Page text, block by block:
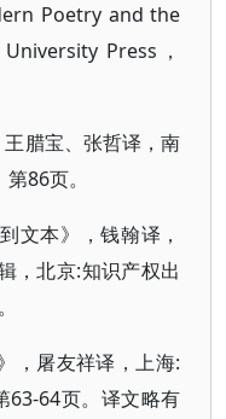
Poetry and the
Press，
腊宝、张哲译，南
86页。
文本》，钱翰译，
，北京:知识产权出
，屠友祥译，上海:
63-64页。译文略有